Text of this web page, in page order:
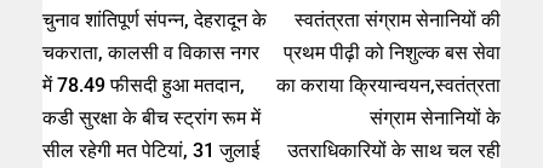
चुनाव शांतिपूर्ण संपन्न, देहरादून के
चकराता, कालसी व विकास नगर
में 78.49 फीसदी हुआ मतदान,
कडी सुरक्षा के बीच स्ट्रांग रूम में
सील रहेगी मत पेटियां, 31 जुलाई
स्वतंत्रता संग्राम सेनानियों की
प्रथम पीढ़ी को निशुल्क बस सेवा
का कराया क्रियान्वयन,स्वतंत्रता
संग्राम सेनानियों के
उतराधिकारियों के साथ चल रही